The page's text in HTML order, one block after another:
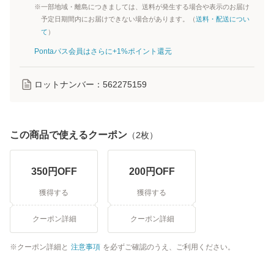
※一部地域・離島につきましては、送料が発生する場合や表示のお届け
予定日期間内にお届けできない場合があります。（送料・配送につい
て ）
Pontaパス会員はさらに+1%ポイント還元
ロットナンバー： 562275159
この商品で使えるクーポン （2枚）
350円OFF
獲得する
クーポン詳細
200円OFF
獲得する
クーポン詳細
クーポン詳細と 注意事項 を必ずご確認のうえ、ご利用ください。